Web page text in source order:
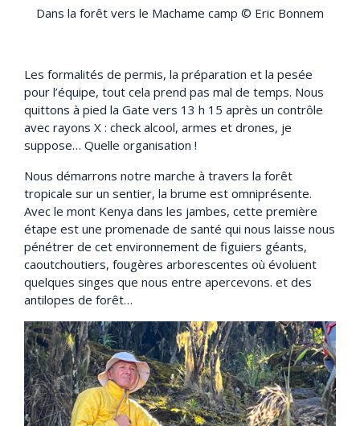
Dans la forêt vers le Machame camp © Eric Bonnem
Les formalités de permis, la préparation et la pesée
pour l’équipe, tout cela prend pas mal de temps. Nous
quittons à pied la Gate vers 13 h 15 après un contrôle
avec rayons X : check alcool, armes et drones, je
suppose… Quelle organisation !
Nous démarrons notre marche à travers la forêt
tropicale sur un sentier, la brume est omniprésente.
Avec le mont Kenya dans les jambes, cette première
étape est une promenade de santé qui nous laisse nous
pénétrer de cet environnement de figuiers géants,
caoutchoutiers, fougères arborescentes où évoluent
quelques singes que nous entre apercevons. et des
antilopes de forêt…